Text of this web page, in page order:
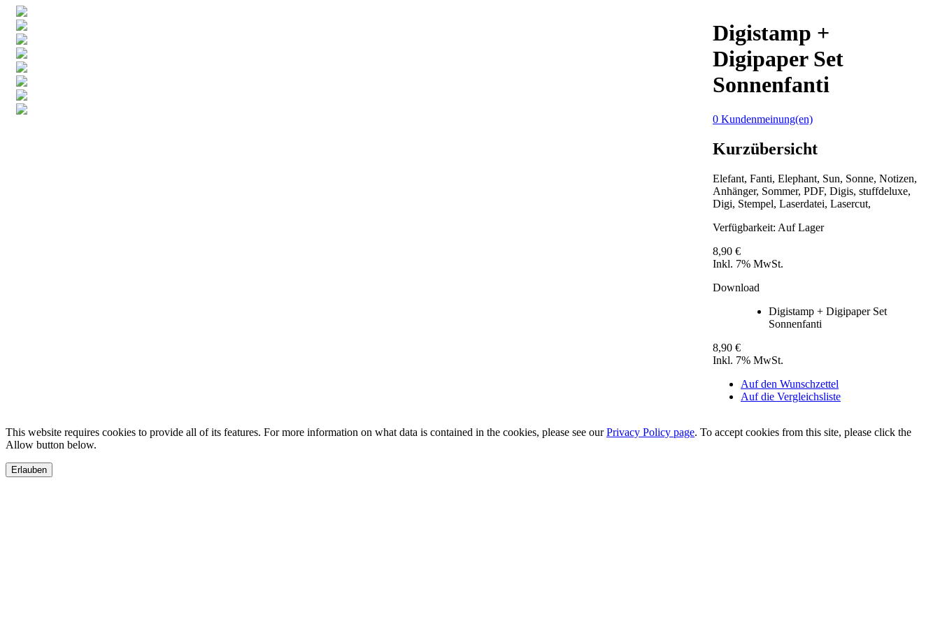
Digistamp +
Digipaper Set
Sonnenfanti
0 Kundenmeinung(en)
Kurzübersicht
Elefant, Fanti, Elephant, Sun, Sonne, Notizen,
Anhänger, Sommer, PDF, Digis, stuffdeluxe,
Digi, Stempel, Laserdatei, Lasercut,
Verfügbarkeit: Auf Lager
8,90 €
Inkl. 7% MwSt.
Download
Digistamp + Digipaper Set
Sonnenfanti
8,90 €
Inkl. 7% MwSt.
Auf den Wunschzettel
Auf die Vergleichsliste
This website requires cookies to provide all of its features. For more information on what data is contained in the cookies, please see ourPrivacy Policy page. To accept cookies from this site, please click the
Allow button below.
Erlauben